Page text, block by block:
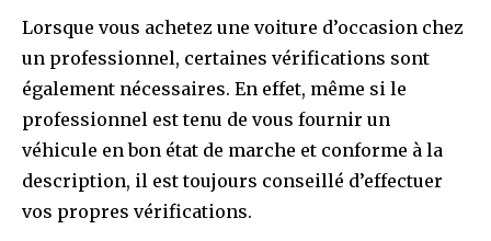
Lorsque vous achetez une voiture d’occasion chez
un professionnel, certaines vérifications sont
également nécessaires. En effet, même si le
professionnel est tenu de vous fournir un
véhicule en bon état de marche et conforme à la
description, il est toujours conseillé d’effectuer
vos propres vérifications.